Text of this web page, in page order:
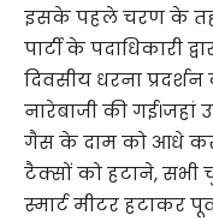
इसके पहले चरण के
पार्टी के पदाधिकारी
दिवसीय धरना
नारेबाजी की गई।जहां
गैस के दाम को आधे
टैक्सों को हटाने,
स्मार्ट मीटर हटाकर